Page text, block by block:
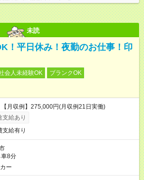
未読
！平日休み！夜勤のお仕事！印
会人未経験OK
ブランクOK
月収例】275,000円(月収例21日実働)
支給あり
支給有り
8分
ー